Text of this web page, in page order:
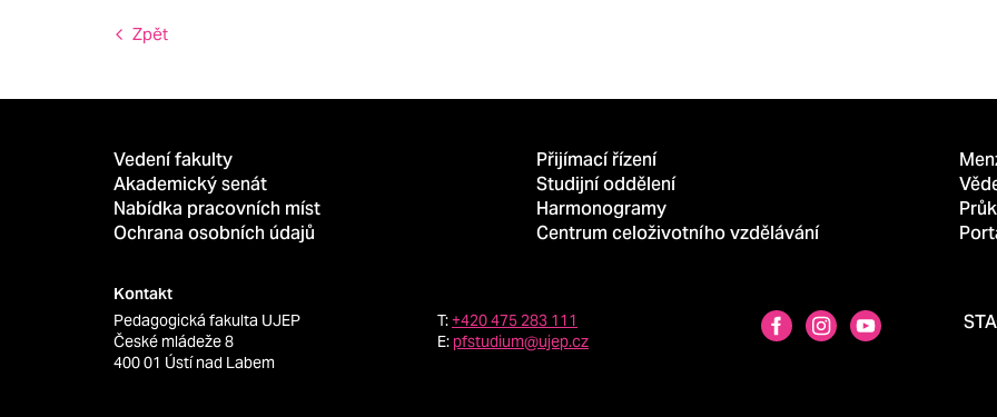
Zpět
Vedení fakulty
Akademický senát
Nabídka pracovních míst
Ochrana osobních údajů
Přijímací řízení
Studijní oddělení
Harmonogramy
Centrum celoživotního vzdělávání
Kontakt
Pedagogická fakulta UJEP
České mládeže 8
400 01 Ústí nad Labem
T:+420 475 283 111
E:pfstudium@ujep.cz